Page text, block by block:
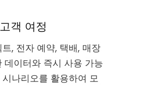
객 여정
, 전자 예약, 택배, 매장
데이터와 즉시 사용 가능
나리오를 활용하여 모